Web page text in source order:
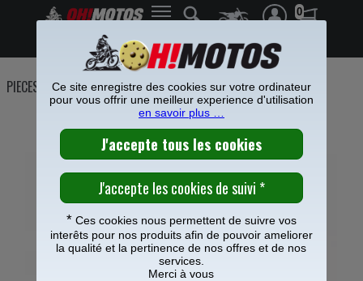
0
Frais de port offerts à partir de 49€
PIECES MOTO>Roue Jante>Accessoires roue>
GRIPSTER CAOUTCHOUC
Ce site enregistre des cookies sur votre ordinateur
pour vous offrir une meilleur experience d'utilisation
en savoir plus …
*Ces cookies nous permettent de suivre vos
interêts pour nos produits afin de pouvoir ameliorer
la qualité et la pertinence de nos offres et de nos
services.
Merci à vous